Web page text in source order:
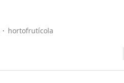
hortofrutícola